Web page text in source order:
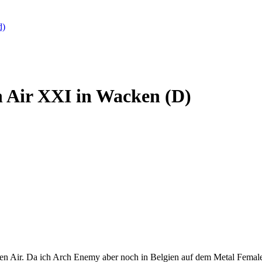
Air XXI in Wacken (D)
Air. Da ich Arch Enemy aber noch in Belgien auf dem Metal